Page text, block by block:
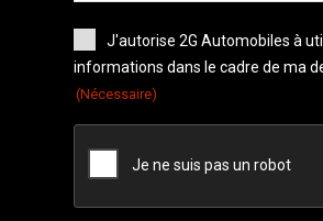
J'autorise 2G Automobiles à
informations dans le cadre de ma
(Nécessaire)